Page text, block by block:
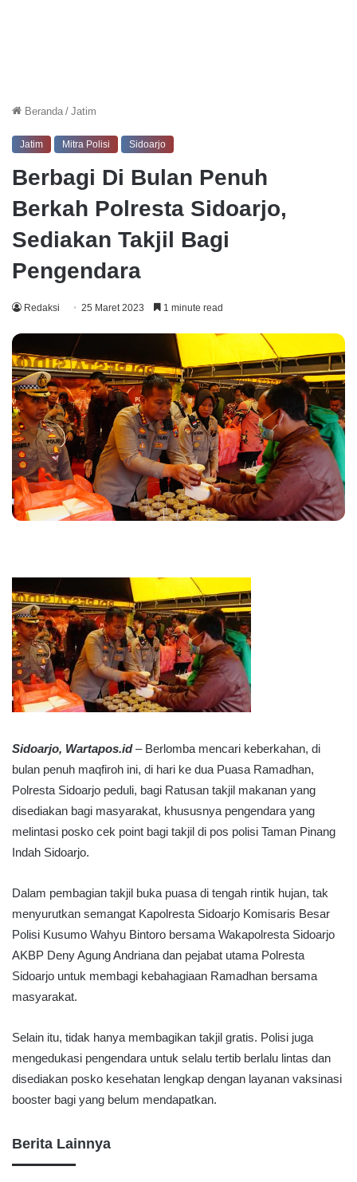
Beranda / Jatim
Jatim Mitra Polisi Sidoarjo
Berbagi Di Bulan Penuh
Berkah Polresta Sidoarjo,
Sediakan Takjil Bagi
Pengendara
Redaksi 25 Maret 2023 1 minute read
Sidoarjo, Wartapos.id– Berlomba mencari keberkahan, di
bulan penuh maqfiroh ini, di hari ke dua Puasa Ramadhan,
Polresta Sidoarjo peduli, bagi Ratusan takjil makanan yang
disediakan bagi masyarakat, khususnya pengendara yang
melintasi posko cek point bagi takjil di pos polisi Taman Pinang
Indah Sidoarjo.
Dalam pembagian takjil buka puasa di tengah rintik hujan, tak
menyurutkan semangat Kapolresta Sidoarjo Komisaris Besar
Polisi Kusumo Wahyu Bintoro bersama Wakapolresta Sidoarjo
AKBP Deny Agung Andriana dan pejabat utama Polresta
Sidoarjo untuk membagi kebahagiaan Ramadhan bersama
masyarakat.
Selain itu, tidak hanya membagikan takjil gratis. Polisi juga
mengedukasi pengendara untuk selalu tertib berlalu lintas dan
disediakan posko kesehatan lengkap dengan layanan vaksinasi
booster bagi yang belum mendapatkan.
Berita Lainnya